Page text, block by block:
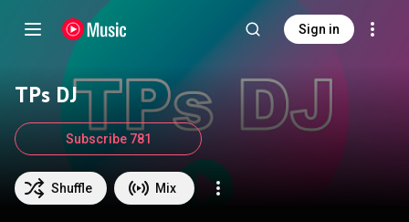
Sign in
TPs DJ
Shuffle Mix
Subscribe 781